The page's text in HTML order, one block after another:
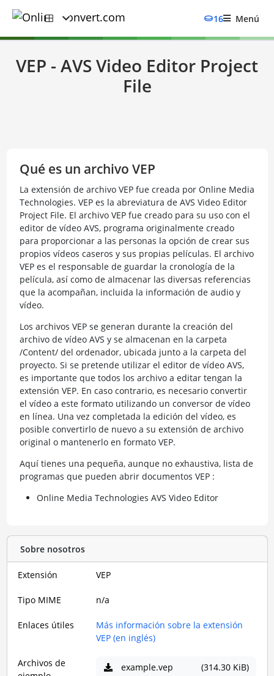
16 Menú
VEP - AVS Video Editor Project
File
Qué es un archivo VEP
La extensión de archivo VEP fue creada por Online Media
Technologies. VEP es la abreviatura de AVS Video Editor
Project File. El archivo VEP fue creado para su uso con el
editor de vídeo AVS, programa originalmente creado
para proporcionar a las personas la opción de crear sus
propios vídeos caseros y sus propias películas. El archivo
VEP es el responsable de guardar la cronología de la
película, así como de almacenar las diversas referencias
que la acompañan, incluida la información de audio y
vídeo.
Los archivos VEP se generan durante la creación del
archivo de vídeo AVS y se almacenan en la carpeta
/Content/ del ordenador, ubicada junto a la carpeta del
proyecto. Si se pretende utilizar el editor de vídeo AVS,
es importante que todos los archivo a editar tengan la
extensión VEP. En caso contrario, es necesario convertir
el vídeo a este formato utilizando un conversor de vídeo
en línea. Una vez completada la edición del vídeo, es
posible convertirlo de nuevo a su extensión de archivo
original o mantenerlo en formato VEP.
Aquí tienes una pequeña, aunque no exhaustiva, lista de
programas que pueden abrir documentos VEP :
Online Media Technologies AVS Video Editor
Sobre nosotros
Extensión VEP
Tipo MIME n/a
Enlaces útiles
Más información sobre la extensión
VEP (en inglés)
Archivos de
example.vep (314.30 KiB)